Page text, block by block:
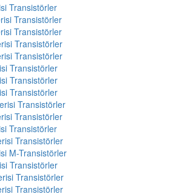
Transistörler
Transistörler
Transistörler
Transistörler
Transistörler
Transistörler
Transistörler
Transistörler
Transistörler
Transistörler
Transistörler
Transistörler
M-Transistörler
Transistörler
Transistörler
Transistörler